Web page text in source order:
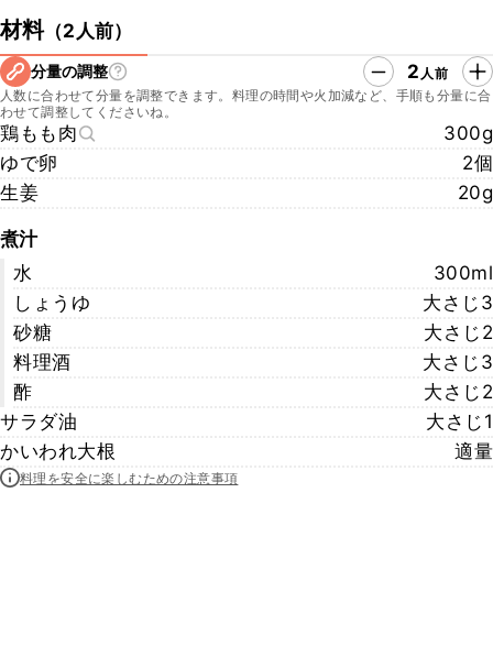
材料（2人前）
分量の調整 2 人前
人数に合わせて分量を調整できます。料理の時間や火加減など、手順も分量に合
わせて調整してくださいね。
鶏もも肉
300g
ゆで卵
2個
生姜
20g
煮汁
水
300ml
しょうゆ
大さじ3
砂糖
大さじ2
料理酒
大さじ3
酢
大さじ2
サラダ油
大さじ1
かいわれ大根
適量
料理を安全に楽しむための注意事項